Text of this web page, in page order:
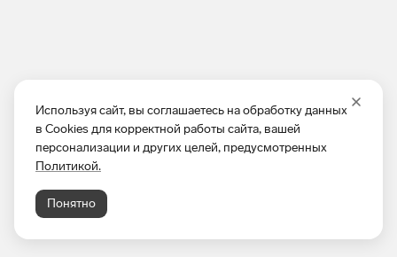
Используя сайт, вы соглашаетесь на обработку данных
в Cookies для корректной работы сайта, вашей
персонализации и других целей, предусмотренных
Политикой.
Понятно